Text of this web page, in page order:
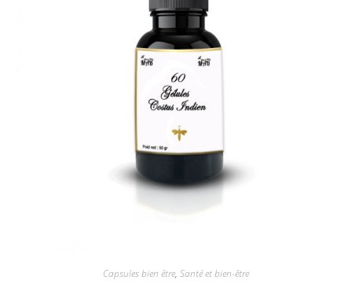
Capsules bien être, Santé et bien-être